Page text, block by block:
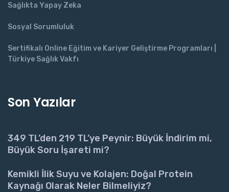
Sağlıkta Yapay Zeka
Sosyal Sorumluluk
Sertifikalı Online Eğitim ve Kariyer Geliştirme Programları |
Türkiye Sağlık Vakfı
Son Yazılar
349 TL’den 219 TL’ye Peynir: Büyük İndirim mi,
Büyük Soru İşareti mi?
Kemikli İlik Suyu ve Kolajen: Doğal Protein
Kaynağı Olarak Neler Bilmeliyiz?